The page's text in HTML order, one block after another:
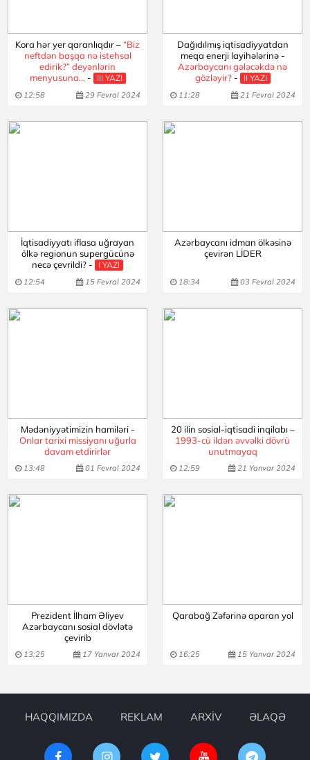
Kora hər yer qaranlıqdır –“Biz
neftdən başqa nə istehsal
edirik?” deyənlərin
menyusuna... - III YAZI
12:58 29 Fevral 2024
Dağıdılmış iqtisadiyyatdan
meqa enerji layihələrinə -
Azərbaycanı gələcəkdə nə
gözləyir?- II YAZI
11:28 21 Fevral 2024
İqtisadiyyatı iflasa uğrayan
ölkə regionun supergücünə
necə çevrildi? -
I YAZI
12:54 15 Fevral 2024
Azərbaycanı idman ölkəsinə
çevirən LİDER
18:34 03 Fevral 2024
Mədəniyyətimizin hamiləri -
Onlar tarixi missiyanı uğurla
davam etdirirlər
13:48 01 Fevral 2024
20 ilin sosial-iqtisadi inqilabı –
1993-cü ildən əvvəlki dövrü
unutmayaq
12:59 21 Yanvar 2024
Prezident İlham Əliyev
Azərbaycanı sosial dövlətə
çevirib
13:25 17 Yanvar 2024
Qarabağ Zəfərinə aparan yol
16:25 15 Yanvar 2024
HAQQIMIZDA REKLAM ARXİV ƏLAQƏ